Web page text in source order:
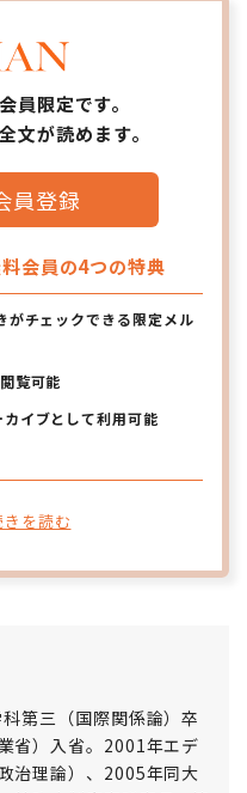
員限定です。
文が読めます。
員登録
会員の4つの特典
がチェックできる限定メル
覧可能
イブとして利用可能
を読む
第三（国際関係論）卒
省）入省。2001年エデ
治理論）、2005年同大